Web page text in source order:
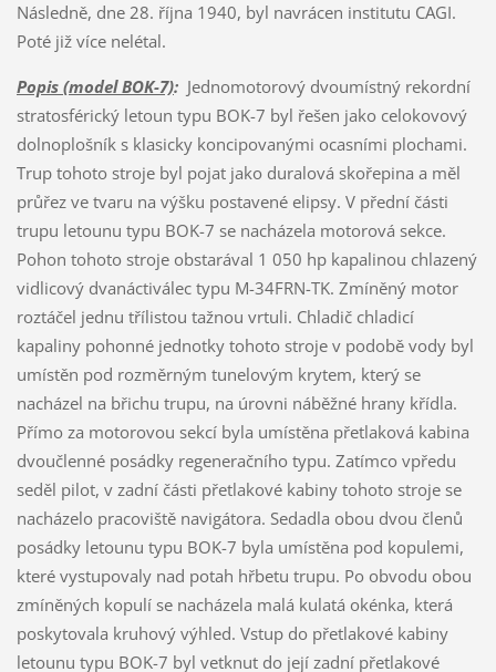
Následně, dne 28. října 1940, byl navrácen institutu CAGI.
Poté již více nelétal.
Popis (model BOK-7):Jednomotorový dvoumístný rekordní
stratosférický letoun typu BOK-7 byl řešen jako celokovový
dolnoplošník s klasicky koncipovanými ocasními plochami.
Trup tohoto stroje byl pojat jako duralová skořepina a měl
průřez ve tvaru na výšku postavené elipsy. V přední části
trupu letounu typu BOK-7 se nacházela motorová sekce.
Pohon tohoto stroje obstarával 1 050 hp kapalinou chlazený
vidlicový dvanáctiválec typu M-34FRN-TK. Zmíněný motor
roztáčel jednu třílistou tažnou vrtuli. Chladič chladicí
kapaliny pohonné jednotky tohoto stroje v podobě vody byl
umístěn pod rozměrným tunelovým krytem, který se
nacházel na břichu trupu, na úrovni náběžné hrany křídla.
Přímo za motorovou sekcí byla umístěna přetlaková kabina
dvoučlenné posádky regeneračního typu. Zatímco vpředu
seděl pilot, v zadní části přetlakové kabiny tohoto stroje se
nacházelo pracoviště navigátora. Sedadla obou dvou členů
posádky letounu typu BOK-7 byla umístěna pod kopulemi,
které vystupovaly nad potah hřbetu trupu. Po obvodu obou
zmíněných kopulí se nacházela malá kulatá okénka, která
poskytovala kruhový výhled. Vstup do přetlakové kabiny
letounu typu BOK-7 byl vetknut do její zadní přetlakové